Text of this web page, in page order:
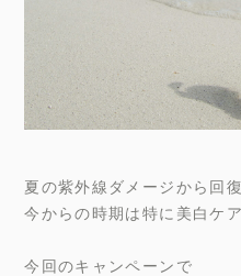
夏の紫外線ダメージから回
今からの時期は特に美白ケ
今回のキャンペーンで